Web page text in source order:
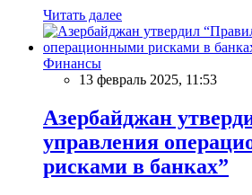
Читать далее
Финансы
13 февраль 2025, 11:53
Азербайджан
управления
рисками в банках”